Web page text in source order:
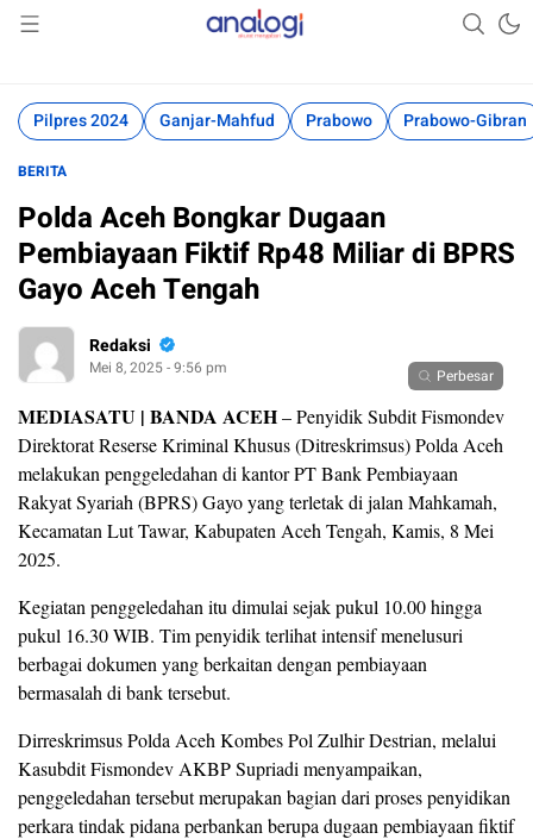
Analogi
Akurat Mengabari
Pilpres 2024 Ganjar-Mahfud Prabowo Prabowo-Gibran
BERITA
Polda Aceh Bongkar Dugaan
Pembiayaan Fiktif Rp48 Miliar di BPRS
Gayo Aceh Tengah
Redaksi
Mei 8, 2025 - 9:56 pm Perbesar
MEDIASATU | BANDA ACEH– Penyidik Subdit Fismondev
Direktorat Reserse Kriminal Khusus (Ditreskrimsus) Polda Aceh
melakukan penggeledahan di kantor PT Bank Pembiayaan
Rakyat Syariah (BPRS) Gayo yang terletak di jalan Mahkamah,
Kecamatan Lut Tawar, Kabupaten Aceh Tengah, Kamis, 8 Mei
2025.
Kegiatan penggeledahan itu dimulai sejak pukul 10.00 hingga
pukul 16.30 WIB. Tim penyidik terlihat intensif menelusuri
berbagai dokumen yang berkaitan dengan pembiayaan
bermasalah di bank tersebut.
Dirreskrimsus Polda Aceh Kombes Pol Zulhir Destrian, melalui
Kasubdit Fismondev AKBP Supriadi menyampaikan,
penggeledahan tersebut merupakan bagian dari proses penyidikan
perkara tindak pidana perbankan berupa dugaan pembiayaan fiktif